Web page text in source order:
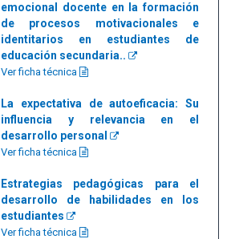
emocional docente en la formación
de procesos motivacionales e
identitarios en estudiantes de
educación secundaria..
Ver ficha técnica
La expectativa de autoeficacia: Su
influencia y relevancia en el
desarrollo personal
Ver ficha técnica
Estrategias pedagógicas para el
desarrollo de habilidades en los
estudiantes
Ver ficha técnica